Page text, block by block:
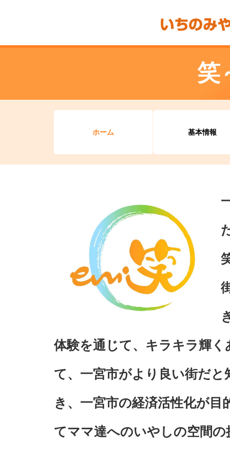
笑
ホーム 基本情報
体験を通じて、キラキラ輝
て、一宮市がより良い街だ
き、一宮市の経済活性化が
てママ達へのいやしの空間の